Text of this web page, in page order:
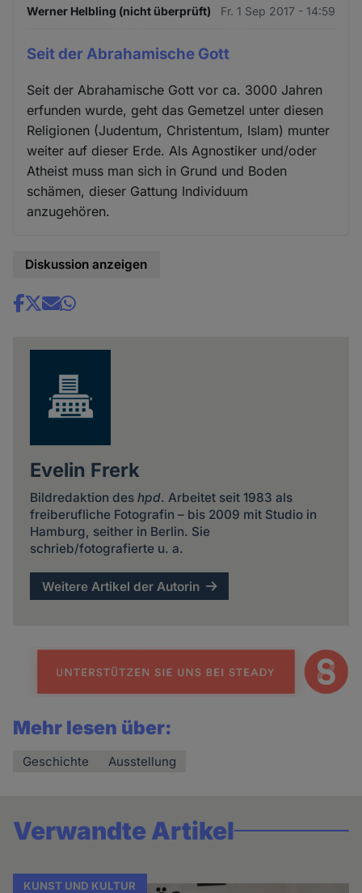
Werner Helbling (nicht überprüft) Fr. 1 Sep 2017 - 14:59
Seit der Abrahamische Gott
Seit der Abrahamische Gott vor ca. 3000 Jahren
erfunden wurde, geht das Gemetzel unter diesen
Religionen (Judentum, Christentum, Islam) munter
weiter auf dieser Erde. Als Agnostiker und/oder
Atheist muss man sich in Grund und Boden
schämen, dieser Gattung Individuum
anzugehören.
Diskussion anzeigen
Share
Evelin Frerk
Bildredaktion des hpd. Arbeitet seit 1983 als
freiberufliche Fotografin – bis 2009 mit Studio in
Hamburg, seither in Berlin. Sie
schrieb/fotografierte u. a.
Weitere Artikel der Autorin
Mehr lesen über:
Geschichte Ausstellung
Verwandte Artikel
KUNST UND KULTUR